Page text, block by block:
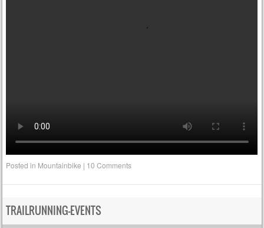
Posted in Mountainbike | 10 Comments
TRAILRUNNING-EVENTS